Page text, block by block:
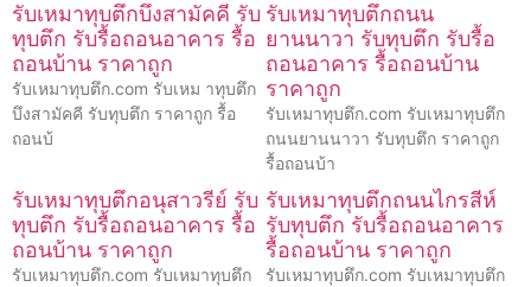
รับเหมาทุบตึกบึงสามัคคี รับ
ทุบตึก รับรื้อถอนอาคาร รื้อ
ถอนบ้าน ราคาถูก
รับเหมาทุบตึก.com รับเหม าทุบตึก
บึงสามัคคี รับทุบตึก ราคาถูก รื้อ
ถอนบ้
รับเหมาทุบตึกถนน
ยานนาวา รับทุบตึก รับรื้อ
ถอนอาคาร รื้อถอนบ้าน
ราคาถูก
รับเหมาทุบตึก.com รับเหมาทุบตึก
ถนนยานนาวา รับทุบตึก ราคาถูก
รื้อถอนบ้า
รับเหมาทุบตึกอนุสาวรีย์ รับ
ทุบตึก รับรื้อถอนอาคาร รื้อ
ถอนบ้าน ราคาถูก
รับเหมาทุบตึก.com รับเหมาทุบตึก
รับเหมาทุบตึกถนนไกรสีห์
รับทุบตึก รับรื้อถอนอาคาร
รื้อถอนบ้าน ราคาถูก
รับเหมาทุบตึก.com รับเหมาทุบตึก